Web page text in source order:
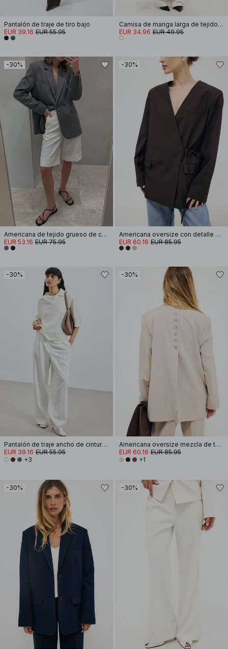
Pantalón de traje de tiro bajo
EUR 39.16 EUR 55.95
Camisa de manga larga de tejido seersucker
EUR 34.96 EUR 49.95
-30%
Americana de tejido grueso de corte regular
EUR 53.16 EUR 75.95
-30%
Americana oversize con detalle de lazo
EUR 60.16 EUR 85.95
-30%
Pantalón de traje ancho ​​de cintura alta
EUR 39.16 EUR 55.95
+3
-30%
Americana oversize mezcla de tejido
EUR 60.16 EUR 85.95
+1
-30% -30%